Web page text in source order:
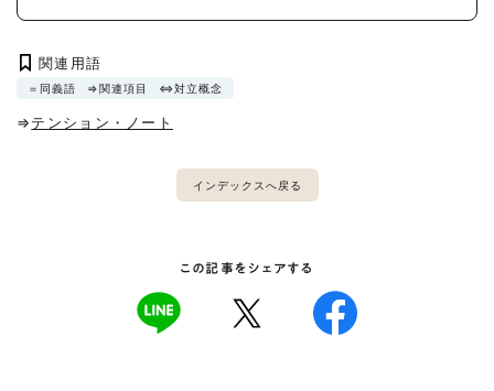
関連用語
＝同義語 ⇒関連項目 ⇔対立概念
⇒テンション・ノート
インデックスへ戻る
この記事をシェアする